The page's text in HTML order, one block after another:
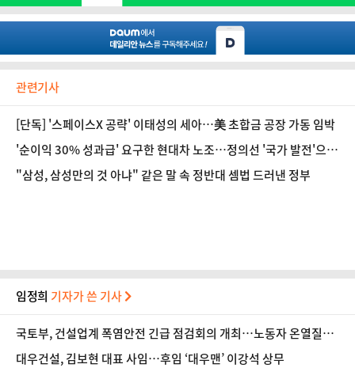
관련기사
[단독] '스페이스X 공략' 이태성의 세아…美 초합금 공장 가동 임박
'순이익 30% 성과급' 요구한 현대차 노조…정의선 '국가 발전'으로
답했다 [인터뷰]
"삼성, 삼성만의 것 아냐" 같은 말 속 정반대 셈법 드러낸 정부
임정희 기자가 쓴 기사
국토부, 건설업계 폭염안전 긴급 점검회의 개최…노동자 온열질환
예방
대우건설, 김보현 대표 사임…후임 ‘대우맨’ 이강석 상무